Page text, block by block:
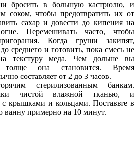
бросить в большую кастрюлю, и
соком, чтобы предотвратить их от
сахар и довести до кипения на
огне. Перемешивать часто, чтобы
Когда груши закипят,
среднего и готовить, пока смесь не
текстуру меда. Чем дольше вы
толще она становится. Время
составляет от 2 до 3 часов.
стерилизованным банкам.
чистой влажной тканью, и
с крышками и кольцами. Поставьте в
примерно на 10 минут.